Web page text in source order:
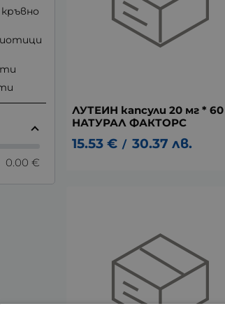
ЛУТЕИН капсули 20 мг * 60
НАТУРАЛ ФАКТОРС
15.53 € / 30.37 лв.
0.00 €